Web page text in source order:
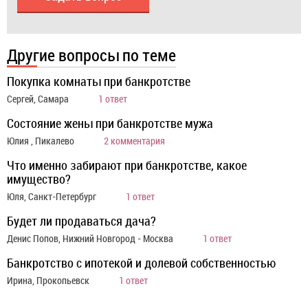
Другие вопросы по теме
Покупка комнаты при банкротстве
Сергей, Самара 1 ответ
Состояние жены при банкротстве мужа
Юлия , Пикалево 2 комментария
Что именно забирают при банкротстве, какое
имущество?
Юля, Санкт-Петербург 1 ответ
Будет ли продаваться дача?
Денис Попов, Нижний Новгород - Москва 1 ответ
Банкротство с ипотекой и долевой собственностью
Ирина, Прокопьевск 1 ответ